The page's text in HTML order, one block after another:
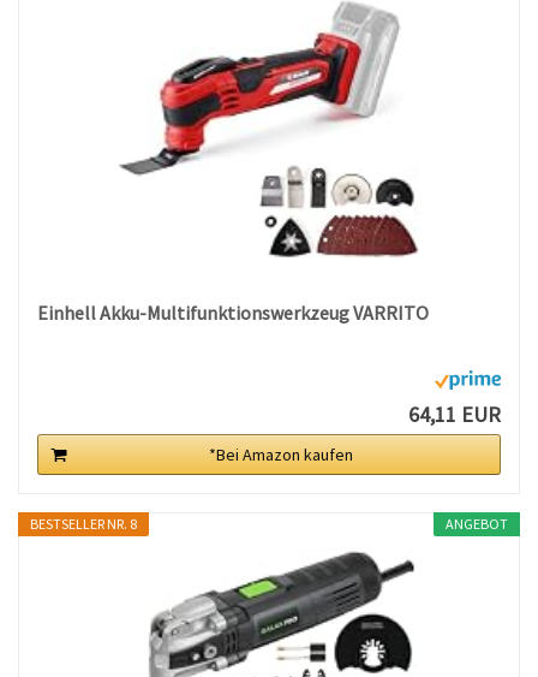
Einhell Akku-Multifunktionswerkzeug VARRITO
64,11 EUR
*Bei Amazon kaufen
ANGEBOT
BESTSELLER NR. 8